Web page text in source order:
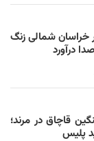
راننده ۱۲ ساله در خراسان شمالی زنگ
درآورد
قاچاق در مرند؛